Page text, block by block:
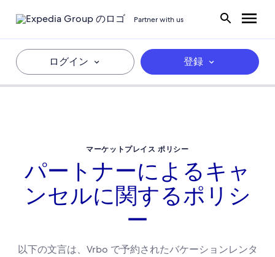
Partner with us
ログイン 登録
マーケットプレイス ポリシー
パートナーによるキャ
ンセルに関するポリシ
ー
以下の文言は、Vrbo で予約されたバケーションレンタ